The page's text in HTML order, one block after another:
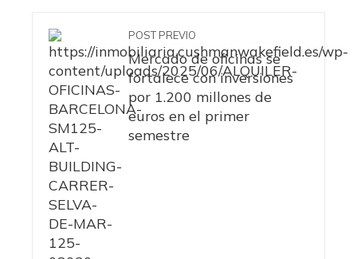
POST PREVIO
Mercado de oficinas se
fortalece con inversiones
por 1.200 millones de
euros en el primer
semestre